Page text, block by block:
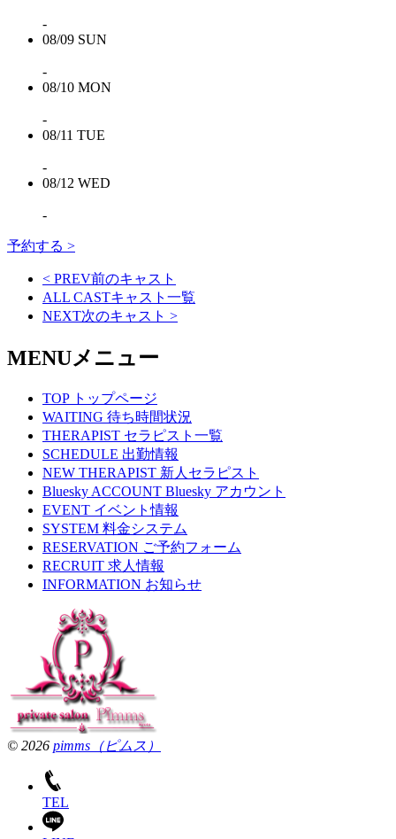
-
08/09 SUN
-
08/10 MON
-
08/11 TUE
-
08/12 WED
-
予約する >
< PREV前のキャスト
ALL CASTキャスト一覧
NEXT次のキャスト >
MENUメニュー
TOP トップページ
WAITING 待ち時間状況
THERAPIST セラピスト一覧
SCHEDULE 出勤情報
NEW THERAPIST 新人セラピスト
Bluesky ACCOUNT Bluesky アカウント
EVENT イベント情報
SYSTEM 料金システム
RESERVATION ご予約フォーム
RECRUIT 求人情報
INFORMATION お知らせ
© 2026 pimms（ピムス）
TEL